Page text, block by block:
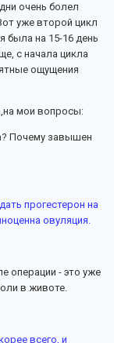
очень болел
уже второй цикл
была на 15-16 день
с начала цикла
ощущения
мои вопросы:
Почему завышен
прогестерон на
овуляция.
операции - это уже
в животе.
всего, и